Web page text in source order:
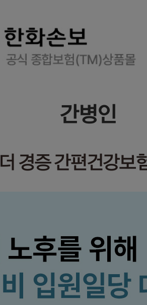
간병인
더 경증 간편건강